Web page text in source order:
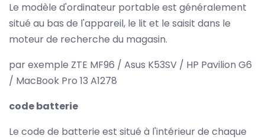
Le modèle d'ordinateur portable est généralement
situé au bas de l'appareil, le lit et le saisit dans le
moteur de recherche du magasin.
par exemple ZTE MF96 / Asus K53SV / HP Pavilion G6
/ MacBook Pro 13 A1278
code batterie
Le code de batterie est situé à l'intérieur de chaque